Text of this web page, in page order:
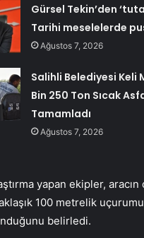
Gürsel Tekin’den
Tarihi meselelerde
Ağustos 7, 2026
Salihli Belediyesi Keli
Bin 250 Ton Sıcak
Tamamladı
Ağustos 7, 2026
yapan ekipler,
100 metrelik
belirledi.